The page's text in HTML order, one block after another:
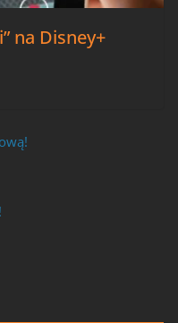
na Disney+